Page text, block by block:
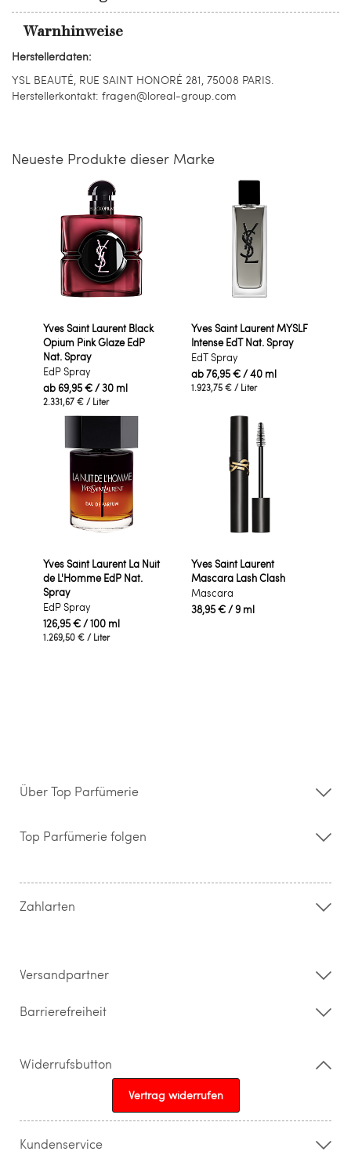
Warnhinweise
Herstellerdaten:
YSL BEAUTÉ, RUE SAINT HONORÉ 281, 75008 PARIS.
Herstellerkontakt: fragen@loreal-group.com
Neueste Produkte dieser Marke
Yves Saint Laurent Black
Opium Pink Glaze EdP
Nat. Spray
EdP Spray
ab 69,95 €/ 30 ml
2.331,67 € / Liter
Yves Saint Laurent MYSLF
Intense EdT Nat. Spray
EdT Spray
ab76,95 €/ 40 ml
1.923,75 € / Liter
Yves Saint Laurent La Nuit
de L'Homme EdP Nat.
Spray
EdP Spray
126,95 €/ 100 ml
1.269,50 € / Liter
Yves Saint Laurent
Mascara Lash Clash
Mascara
38,95 €/ 9 ml
Über Top Parfümerie
Storefinder
Kontakt
Widerrufsrecht & Rückgabebedingungen
Top Parfümerie folgen
Zahlarten
Versandpartner
Barrierefreiheit
Widerrufsbutton
Vertrag widerrufen
Kundenservice